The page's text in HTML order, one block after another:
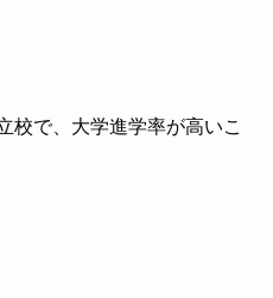
校で、大学進学率が高いこ